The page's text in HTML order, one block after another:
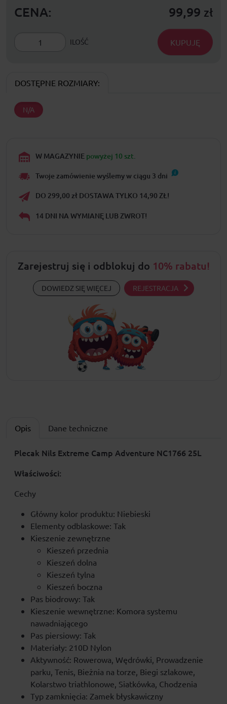
CENA: 99,99 zł
ILOŚĆ KUPUJĘ
DOSTĘPNE ROZMIARY:
N/A
W MAGAZYNIE powyżej 10 szt.
Twoje zamówienie wyślemy w ciągu 3 dni
DO 299,00 zł DOSTAWA TYLKO 14,90 ZŁ!
14 DNI NA WYMIANĘ LUB ZWROT!
Zarejestruj się i odblokuj do 10% rabatu!
DOWIEDZ SIĘ WIĘCEJ REJESTRACJA
Opis Dane techniczne
Plecak Nils Extreme Camp Adventure NC1766 25L
Właściwości:
Cechy
Główny kolor produktu: Niebieski
Elementy odblaskowe: Tak
Kieszenie zewnętrzne
Kieszeń przednia
Kieszeń dolna
Kieszeń tylna
Kieszeń boczna
Pas biodrowy: Tak
Kieszenie wewnętrzne: Komora systemu
nawadniającego
Pas piersiowy: Tak
Materiały: 210D Nylon
Aktywność: Rowerowa, Wędrówki, Prowadzenie
parku, Tenis, Bieżnia na torze, Biegi szlakowe,
Kolarstwo triathlonowe, Siatkówka, Chodzenia
Typ zamknięcia: Zamek błyskawiczny